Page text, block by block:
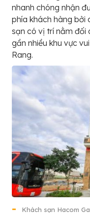
nhanh chóng nhận
phía khách hàng bởi
sạn có vị trí nằm đối
gần nhiều khu vực
Rang.
Khách sạn Hacom